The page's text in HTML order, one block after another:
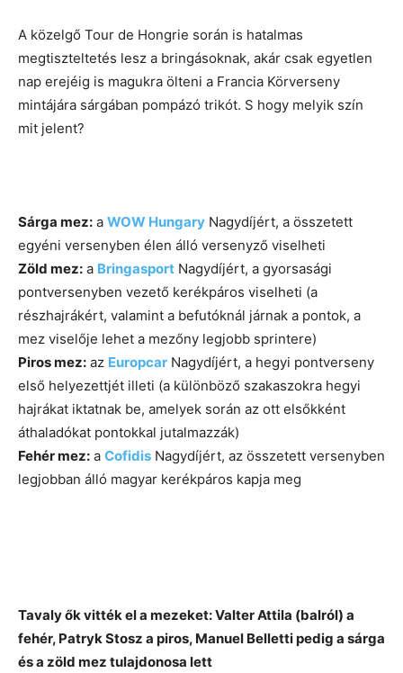
A közelgő Tour de Hongrie során is hatalmas
megtiszteltetés lesz a bringásoknak, akár csak egyetlen
nap erejéig is magukra ölteni a Francia Körverseny
mintájára sárgában pompázó trikót. S hogy melyik szín
mit jelent?
Sárga mez: a WOW Hungary Nagydíjért, a összetett
egyéni versenyben élen álló versenyző viselheti
Zöld mez: a Bringasport Nagydíjért, a gyorsasági
pontversenyben vezető kerékpáros viselheti (a
részhajrákért, valamint a befutóknál járnak a pontok, a
mez viselője lehet a mezőny legjobb sprintere)
Piros mez: az Europcar Nagydíjért, a hegyi pontverseny
első helyezettjét illeti (a különböző szakaszokra hegyi
hajrákat iktatnak be, amelyek során az ott elsőkként
áthaladókat pontokkal jutalmazzák)
Fehér mez: a Cofidis Nagydíjért, az összetett versenyben
legjobban álló magyar kerékpáros kapja meg
Tavaly ők vitték el a mezeket: Valter Attila (balról) a
fehér, Patryk Stosz a piros, Manuel Belletti pedig a sárga
és a zöld mez tulajdonosa lett